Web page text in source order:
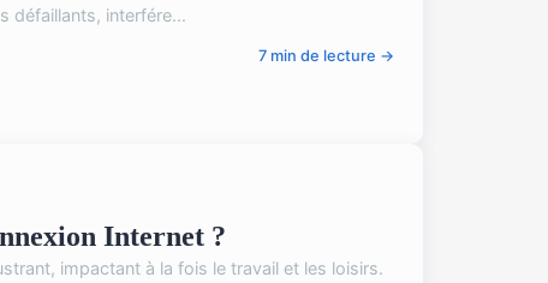
défaillants, interfére...
7 min de lecture →
Internet ?
impactant à la fois le travail et les loisirs.